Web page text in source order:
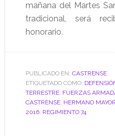
mañana del Martes
tradicional, será
honorario.
PUBLICADO EN: CASTRENSE
ETIQUETADO COMO:
TERRESTRE, FUERZAS
CASTRENSE, HERMANO
2016, REGIMIENTO 74